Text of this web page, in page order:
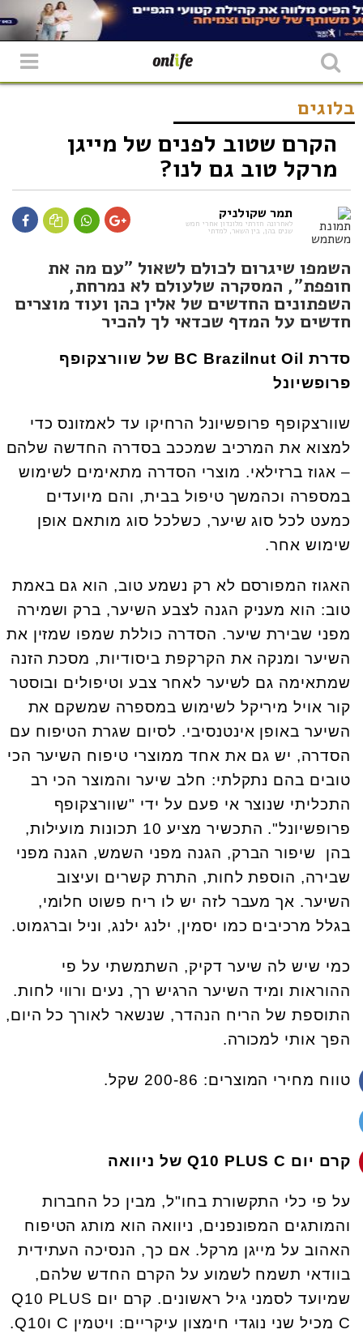
בלוגים
הקרם שטוב לפנים של מייגן
מרקל טוב גם לנו?
תמר שקולניק
לאחרונה חזרתי מלונדון אחרי חמש
שנים בהן, בין השאר, למדתי
השמפו שיגרום לכולם לשאול "עם מה את
חופפת", המסקרה שלעולם לא נמרחת,
השפתונים החדשים של אלין כהן ועוד מוצרים
חדשים על המדף שכדאי לך להכיר
סדרת BC Brazilnut Oil של שוורצקופף
פרופשיונל
שוורצקופף פרופשיונל הרחיקו עד לאמזונס כדי
למצוא את המרכיב שמככב בסדרה החדשה שלהם
– אגוז ברזילאי. מוצרי הסדרה מתאימים לשימוש
במספרה וכהמשך טיפול בבית, והם מיועדים
כמעט לכל סוג שיער, כשלכל סוג מותאם אופן
שימוש אחר.
האגוז המפורסם לא רק נשמע טוב, הוא גם באמת
טוב: הוא מעניק הגנה לצבע השיער, ברק ושמירה
מפני שבירת שיער. הסדרה כוללת שמפו שמזין את
השיער ומנקה את הקרקפת ביסודיות, מסכת הזנה
שמתאימה גם לשיער לאחר צבע וטיפולים ובוסטר
קור אויל מיריקל לשימוש במספרה שמשקם את
השיער באופן אינטנסיבי. לסיום שגרת הטיפוח עם
הסדרה, יש גם את אחד ממוצרי טיפוח השיער הכי
טובים בהם נתקלתי: חלב שיער והמוצר הכי רב
התכליתי שנוצר אי פעם על ידי "שוורצקופף
פרופשיונל". התכשיר מציע 10 תכונות מועילות,
בהן שיפור הברק, הגנה מפני השמש, הגנה מפני
שבירה, הוספת לחות, התרת קשרים ועיצוב
השיער. אך מעבר לזה יש לו ריח פשוט חלומי,
בגלל מרכיבים כמו יסמין, ילנג ילנג, וניל וברגמוט.
כמי שיש לה שיער דקיק, השתמשתי על פי
ההוראות ומיד השיער הרגיש רך, נעים ורווי לחות.
התוספת של הריח הנהדר, שנשאר לאורך כל היום,
הפך אותי למכורה.
טווח מחירי המוצרים: 200-86 שקל.
קרם יום Q10 PLUS C של ניוואה
על פי כלי התקשורת בחו"ל, מבין כל החברות
והמותגים המפונפנים, ניוואה הוא מותג הטיפוח
האהוב על מייגן מרקל. אם כך, הנסיכה העתידית
בוודאי תשמח לשמוע על הקרם החדש שלהם,
שמיועד לסמני גיל ראשונים. קרם יום Q10 PLUS
C מכיל שני נוגדי חימצון עיקריים: ויטמין C וQ10.